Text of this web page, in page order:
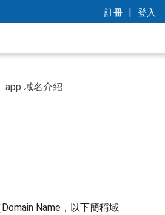
註冊 | 登入
.app 域名介紹
Domain Name，以下簡稱域